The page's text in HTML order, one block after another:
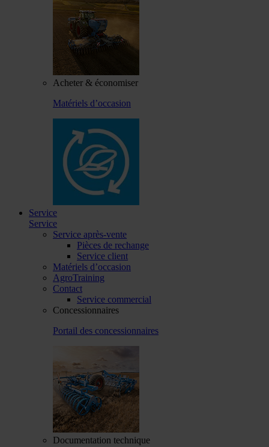
Acheter & économiser
Matériels d’occasion
Service
Service
Service après-vente
Pièces de rechange
Service client
Matériels d’occasion
AgroTraining
Contact
Service commercial
Concessionnaires
Portail des concessionnaires
Documentation technique